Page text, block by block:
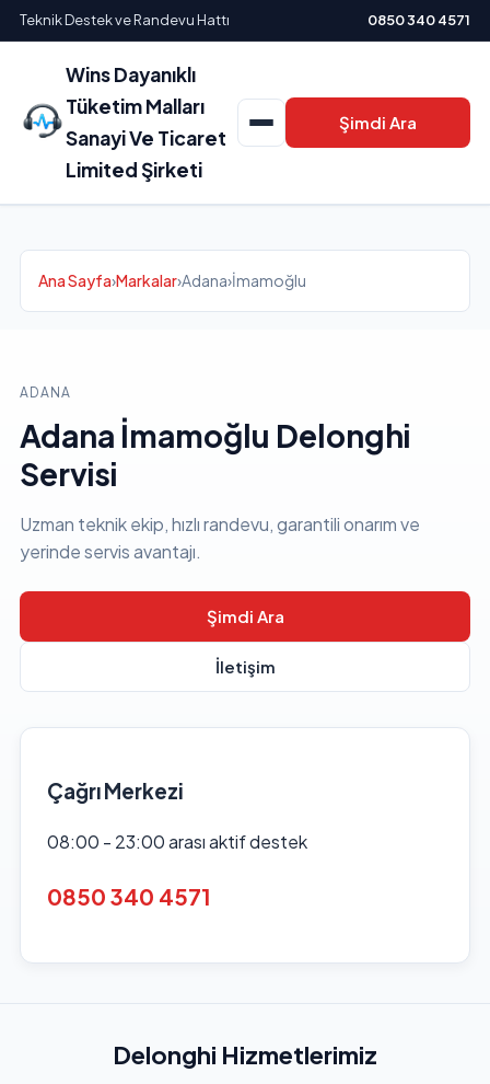
Teknik Destek ve Randevu Hattı 0850 340 4571
Wins Dayanıklı
Tüketim Malları
Sanayi Ve Ticaret
Limited Şirketi
Şimdi Ara
Ana Sayfa›Markalar›Adana›İmamoğlu
ADANA
Adana İmamoğlu Delonghi
Servisi
Uzman teknik ekip, hızlı randevu, garantili onarım ve
yerinde servis avantajı.
Şimdi Ara
İletişim
Çağrı Merkezi
08:00 - 23:00 arası aktif destek
0850 340 4571
Delonghi Hizmetlerimiz